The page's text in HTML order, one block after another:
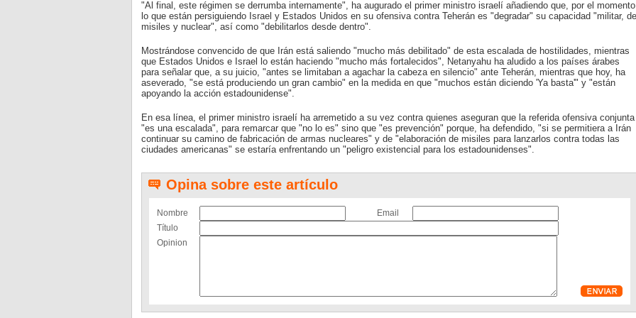
"Al final, este régimen se derrumba internamente", ha augurado el primer ministro israelí añadiendo que, por el
lo que están persiguiendo Israel y Estados Unidos en su ofensiva contra Teherán es "degradar" su capacidad "militar, de
misiles y nuclear", así como "debilitarlos desde dentro".
Mostrándose convencido de que Irán está saliendo "mucho más debilitado" de esta escalada de hostilidades, mientras
que Estados Unidos e Israel lo están haciendo "mucho más fortalecidos", Netanyahu ha aludido a los países árabes
para señalar que, a su juicio, "antes se limitaban a agachar la cabeza en silencio" ante Teherán, mientras que hoy, ha
aseverado, "se está produciendo un gran cambio" en la medida en que "muchos están diciendo 'Ya basta'" y "están
apoyando la acción estadounidense".
En esa línea, el primer ministro israelí ha arremetido a su vez contra quienes aseguran que la referida ofensiva conjunta
"es una escalada", para remarcar que "no lo es" sino que "es prevención" porque, ha defendido, "si se permitiera a Irán
continuar su camino de fabricación de armas nucleares" y de "elaboración de misiles para lanzarlos contra todas las
ciudades americanas" se estaría enfrentando un "peligro existencial para los estadounidenses".
Opina sobre este artículo
Nombre
Email
Título
Opinion